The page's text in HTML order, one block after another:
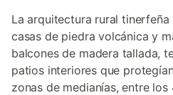
La arquitectura rural
casas de piedra volcánica y
balcones de madera tallada,
patios interiores que
zonas de medianías, entre